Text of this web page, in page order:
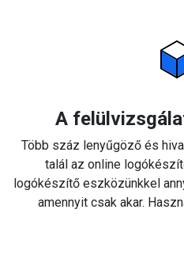
A
Több száz lenyűgöző és
talál az online
logókészítő eszközünkkel
amennyit csak akar.